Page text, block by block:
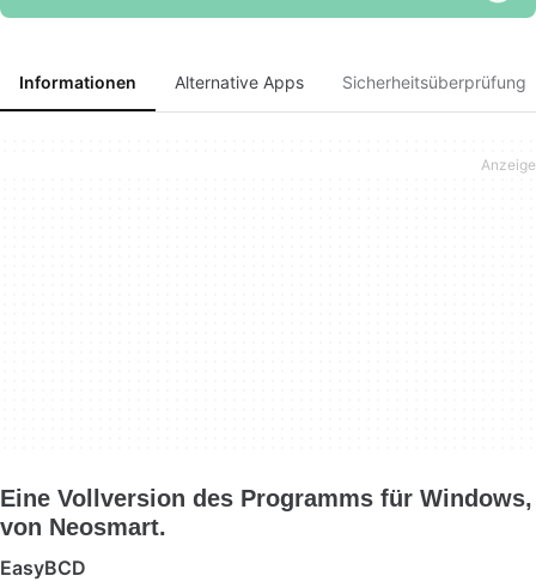
Informationen Alternative Apps Sicherheitsüberprüfung
Eine Vollversion des Programms für Windows,
von Neosmart.
EasyBCD